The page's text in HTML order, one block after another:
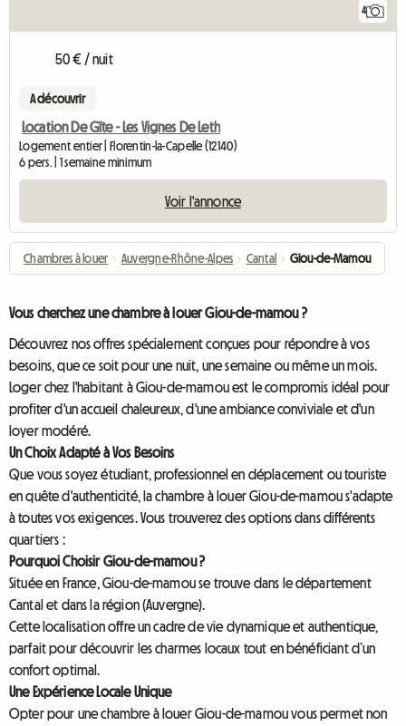
4
50 € / nuit
A découvrir
Location De Gîte - Les Vignes De Leth
Logement entier | Florentin-la-Capelle (12140)
6 pers. | 1 semaine minimum
Voir l'annonce
Chambres à louer › Auvergne-Rhône-Alpes › Cantal › Giou-de-Mamou
Vous cherchez une chambre à louer Giou-de-mamou ?
Découvrez nos offres spécialement conçues pour répondre à vos
besoins, que ce soit pour une nuit, une semaine ou même un mois.
Loger chez l'habitant à Giou-de-mamou est le compromis idéal pour
profiter d'un accueil chaleureux, d'une ambiance conviviale et d'un
loyer modéré.
Un Choix Adapté à Vos Besoins
Que vous soyez étudiant, professionnel en déplacement ou touriste
en quête d'authenticité, la chambre à louer Giou-de-mamou s'adapte
à toutes vos exigences. Vous trouverez des options dans différents
quartiers :
Pourquoi Choisir Giou-de-mamou ?
Située en France, Giou-de-mamou se trouve dans le département
Cantal et dans la région (Auvergne).
Cette localisation offre un cadre de vie dynamique et authentique,
parfait pour découvrir les charmes locaux tout en bénéficiant d’un
confort optimal.
Une Expérience Locale Unique
Opter pour une chambre à louer Giou-de-mamou vous permet non